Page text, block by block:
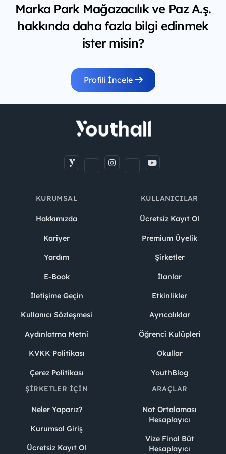
Marka Park Mağazacılık ve Paz A.ş.
hakkında daha fazla bilgi edinmek
ister misin?
Profili İncele
KURUMSAL
Hakkımızda
Kariyer
Yardım
E-Book
İletişime Geçin
Kullanıcı Sözleşmesi
Aydınlatma Metni
KVKK Politikası
Çerez Politikası
KULLANICILAR
Ücretsiz Kayıt Ol
Premium Üyelik
Şirketler
İlanlar
Etkinlikler
Ayrıcalıklar
Öğrenci Kulüpleri
Okullar
YouthBlog
ŞIRKETLER İÇIN
Neler Yaparız?
Kurumsal Giriş
Ücretsiz Kayıt Ol
ARAÇLAR
Not Ortalaması
Hesaplayıcı
Vize Final Büt
Hesaplayıcı